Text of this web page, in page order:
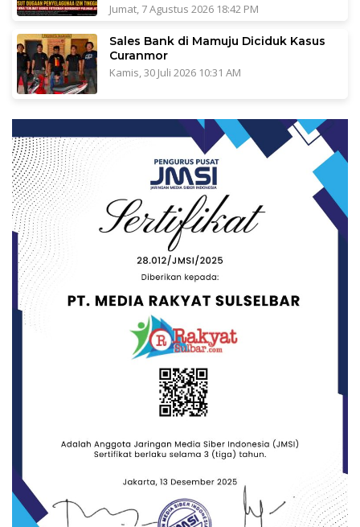
Jumat, 7 Agustus 2026 18:42 PM
Sales Bank di Mamuju Diciduk Kasus
Curanmor
Kamis, 30 Juli 2026 10:31 AM